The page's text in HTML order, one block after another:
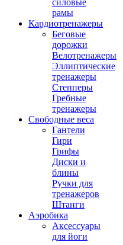
силовые
рамы
Кардиотренажеры
Беговые
дорожки
Велотренажеры
Эллиптические
тренажеры
Степперы
Гребные
тренажеры
Свободные веса
Гантели
Гири
Грифы
Диски и
блины
Ручки для
тренажеров
Штанги
Аэробика
Аксессуары
для йоги